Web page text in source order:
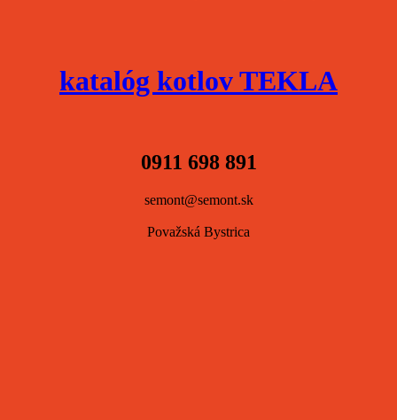
katalóg kotlov TEKLA
0911 698 891
semont@semont.sk
Považská Bystrica